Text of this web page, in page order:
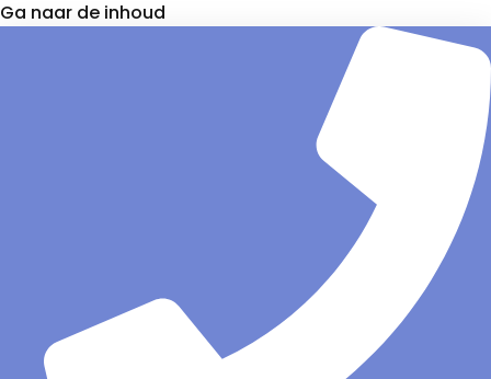
Ga naar de inhoud